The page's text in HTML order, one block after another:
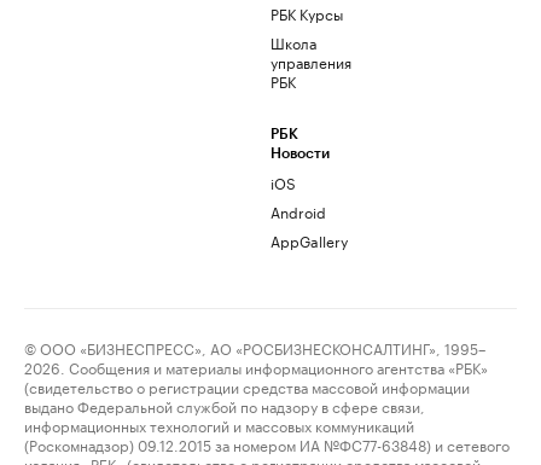
РБК Курсы
Школа
управления
РБК
РБК
Новости
iOS
Android
AppGallery
© ООО «БИЗНЕСПРЕСС», АО «РОСБИЗНЕСКОНСАЛТИНГ», 1995–
2026. Сообщения и материалы информационного агентства «РБК»
(свидетельство о регистрации средства массовой информации
выдано Федеральной службой по надзору в сфере связи,
информационных технологий и массовых коммуникаций
(Роскомнадзор) 09.12.2015 за номером ИА №ФС77-63848) и сетевого